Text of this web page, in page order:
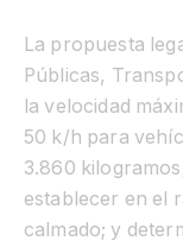
La propuesta
Públicas,
la velocidad
50 k/h para
3.860
establecer en el
calmado; y